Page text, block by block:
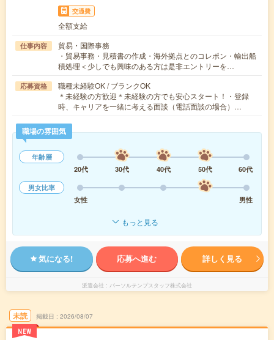
交通費
全額支給
仕事内容
貿易・国際事務
・貿易事務・見積書の作成・海外拠点とのコレポン・輸出船
積処理＜少しでも興味のある方は是非エントリーを…
応募資格
職種未経験OK / ブランクOK
＊未経験の方歓迎＊未経験の方でも安心スタート！・登録
時、キャリアを一緒に考える面談（電話面談の場合）…
職場の雰囲気
年齢層
20代
30代 40代 50代
60代
男女比率
女性
男性
もっと見る
気になる! 応募へ進む 詳しく見る
派遣会社 パーソルテンプスタッフ株式会社
未読
NEW
掲載日 2026/08/07